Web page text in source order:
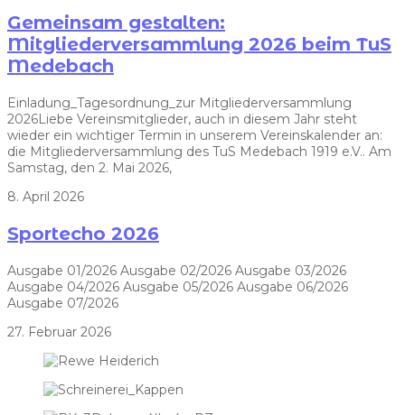
Gemeinsam gestalten:
Mitgliederversammlung 2026 beim TuS
Medebach
Einladung_Tagesordnung_zur Mitgliederversammlung
2026Liebe Vereinsmitglieder, auch in diesem Jahr steht
wieder ein wichtiger Termin in unserem Vereinskalender an:
die Mitgliederversammlung des TuS Medebach 1919 e.V.. Am
Samstag, den 2. Mai 2026,
8. April 2026
Sportecho 2026
Ausgabe 01/2026 Ausgabe 02/2026 Ausgabe 03/2026
Ausgabe 04/2026 Ausgabe 05/2026 Ausgabe 06/2026
Ausgabe 07/2026
27. Februar 2026